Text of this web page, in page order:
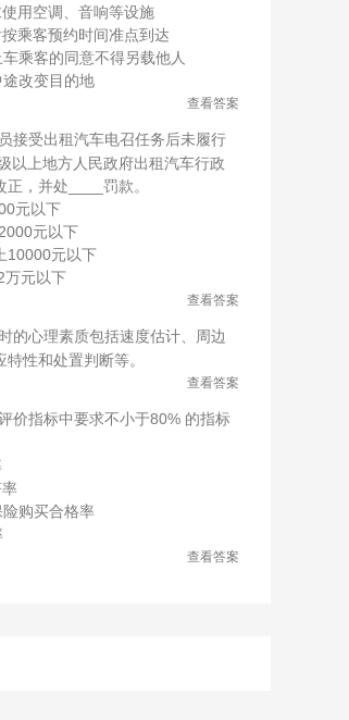
用空调、音响等设施
乘客预约时间准点到达
乘客的同意不得另载他人
改变目的地
查看答案
接受出租汽车电召任务后未履行
以上地方人民政府出租汽车行政
，并处____罚款。
元以下
元以下
10000元以下
万元以下
查看答案
的心理素质包括速度估计、周边
特性和处置判断等。
查看答案
价指标中要求不小于80% 的指标
购买合格率
查看答案